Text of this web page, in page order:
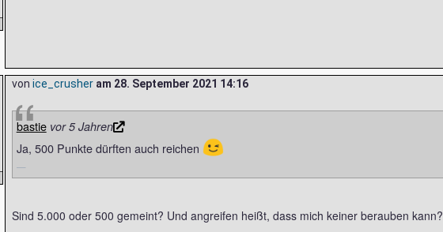
von ice_crusheram 28. September 2021 14:16
bastie vor 5 Jahren
Ja, 500 Punkte dürften auch reichen 😉
Sind 5.000 oder 500 gemeint? Und angreifen heißt, dass mich keiner berauben kann?